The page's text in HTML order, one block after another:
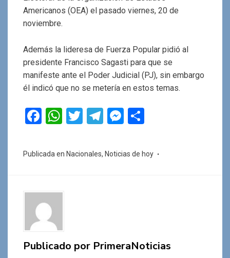
Americanos (OEA) el pasado viernes, 20 de
noviembre.
Además la lideresa de Fuerza Popular pidió al
presidente Francisco Sagasti para que se
manifeste ante el Poder Judicial (PJ), sin embargo
él indicó que no se metería en estos temas.
F
ce
o
k
W
at
p
T
tt
T
e
M
se m
Publicada en Nacionales, Noticias de hoy
Publicado por PrimeraNoticias